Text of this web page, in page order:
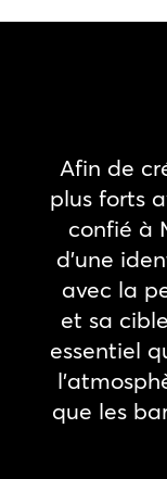
Afin de
plus forts
confié à
d’une
avec la
et sa
essentiel
que les